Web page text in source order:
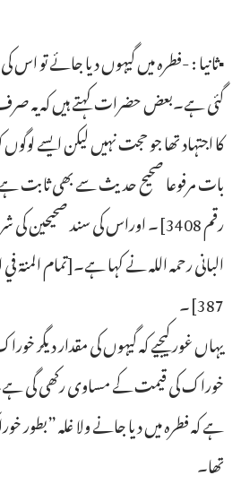
▪ثانیا : -فطرہ میں گیہوں دیا جائے تو
گئی ہے۔بعض حضرات کہتے ہیں کہ یہ صرف
کا اجتہاد تھا جو حجت نہیں لیکن ایسے
رقم 3408]۔ اوراس کی سند صحیحین
البانی رحمہ اللہ نے کہا ہے۔[تمام المنة
387]۔
یہاں غور کیجیے کہ گیہوں کی مقدار دیگر
خوراک کی قیمت کے مساوی رکھی گی
ہے کہ فطرہ میں دیا جانے ولا غلہ ”بطور
تھا۔